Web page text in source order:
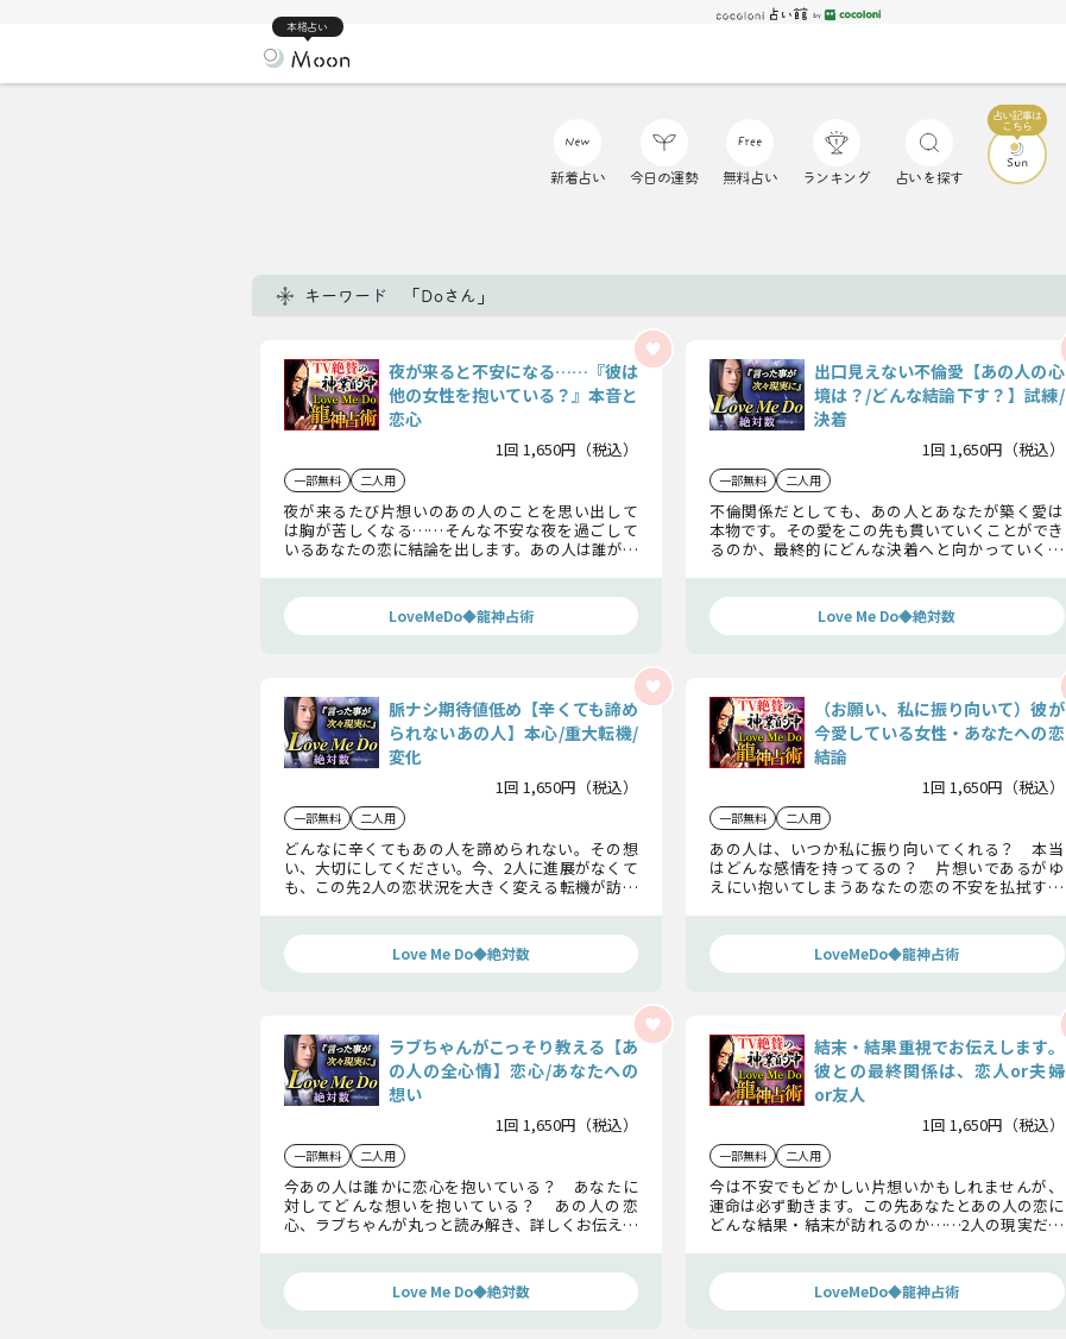
本格占い
新着占い 今日の運勢 無料占い ランキング 占いを探す
キーワード 「Doさん」
夜が来ると不安になる……『彼は
他の女性を抱いている？』本音と
恋心
1回 1,650円（税込）
一部無料 二人用
夜が来るたび片想いのあの人のことを思い出して
は胸が苦しくなる……そんな不安な夜を過ごして
いるあなたの恋に結論を出します。あの人は誰が好
LoveMeDo◆龍神占術
出口見えない不倫愛【あの人の心
境は？/どんな結論下す？】試練/
決着
1回 1,650円（税込）
一部無料 二人用
不倫関係だとしても、あの人とあなたが築く愛は
本物です。その愛をこの先も貫いていくことができ
るのか、最終的にどんな決着へと向かっていくの
Love Me Do◆絶対数
脈ナシ期待値低め【辛くても諦め
られないあの人】本心/重大転機/
変化
1回 1,650円（税込）
一部無料 二人用
どんなに辛くてもあの人を諦められない。その想
い、大切にしてください。今、2人に進展がなくて
も、この先2人の恋状況を大きく変える転機が訪れ
Love Me Do◆絶対数
（お願い、私に振り向いて）彼が
今愛している女性・あなたへの恋
結論
1回 1,650円（税込）
一部無料 二人用
あの人は、いつか私に振り向いてくれる？ 本当
はどんな感情を持ってるの？ 片想いであるがゆ
えにい抱いてしまうあなたの恋の不安を払拭する
LoveMeDo◆龍神占術
ラブちゃんがこっそり教える【あ
の人の全心情】恋心/あなたへの
想い
1回 1,650円（税込）
一部無料 二人用
今あの人は誰かに恋心を抱いている？ あなたに
対してどんな想いを抱いている？ あの人の恋
心、ラブちゃんが丸っと読み解き、詳しくお伝えし
Love Me Do◆絶対数
結末・結果重視でお伝えします。
彼との最終関係は、恋人or夫婦
or友人
1回 1,650円（税込）
一部無料 二人用
今は不安でもどかしい片想いかもしれませんが、
運命は必ず動きます。この先あなたとあの人の恋に
どんな結果・結末が訪れるのか……2人の現実だけ
LoveMeDo◆龍神占術